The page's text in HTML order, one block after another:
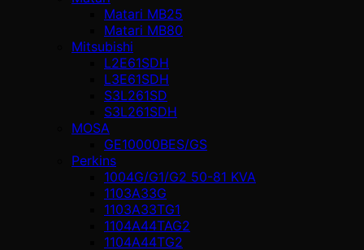
Matari MB25
Matari MB80
Mitsubishi
L2E61SDH
L3E61SDH
S3L261SD
S3L261SDH
MOSA
GE10000BES/GS
Perkins
1004G/G1/G2 50-81 KVA
1103A33G
1103A33TG1
1104A44TAG2
1104A44TG2